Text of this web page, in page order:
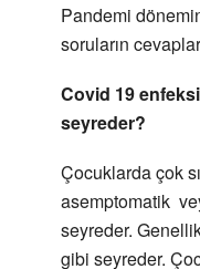
Pandemi
soruların
Covid 19
seyreder?
Çocuklarda çok
asemptomatik
seyreder.
gibi seyreder.